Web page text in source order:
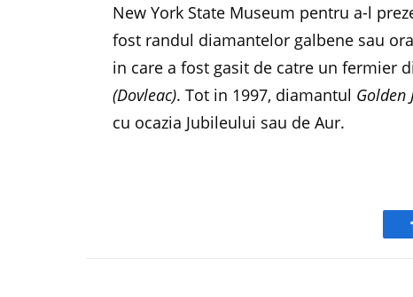
New York State Museum pentru a-l
fost randul diamantelor galbene sau
in care a fost gasit de catre un fermier
(Dovleac). Tot in 1997, diamantul Golden
cu ocazia Jubileului sau de Aur.